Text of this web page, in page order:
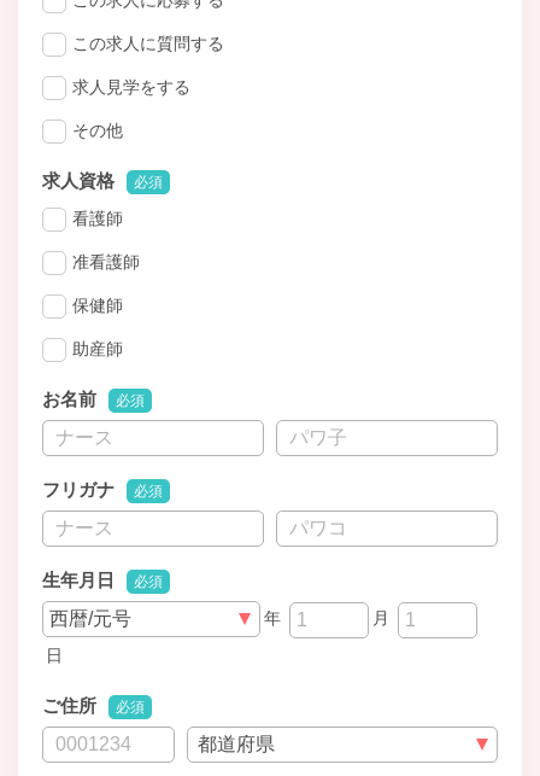
この求人に質問する
求人見学をする
その他
求人資格 必須
看護師
准看護師
保健師
助産師
お名前 必須
フリガナ 必須
生年月日 必須
年
月
日
ご住所 必須